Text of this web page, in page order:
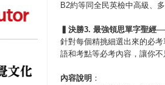
B2約等同全民英檢中高級、多
決勝3. 最強領思單字聖經
針對每個精挑細選出來的必
語和考點等必考內容，讓你
內容說明 ：